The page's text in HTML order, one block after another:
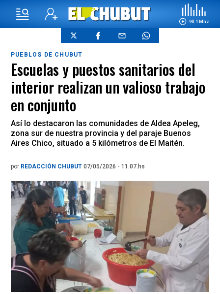
90.1 Mhz
PUEBLOS DE CHUBUT
Escuelas y puestos sanitarios del
interior realizan un valioso trabajo
en conjunto
Así lo destacaron las comunidades de Aldea Apeleg,
zona sur de nuestra provincia y del paraje Buenos
Aires Chico, situado a 5 kilómetros de El Maitén.
por REDACCIÓN CHUBUT 07/05/2026 - 11.07.hs